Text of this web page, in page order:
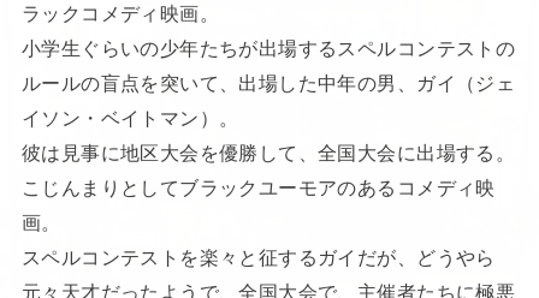
ラックコメディ映画。
小学生ぐらいの少年たちが出場するスペルコンテストの
ルールの盲点を突いて、出場した中年の男、ガイ（ジェ
イソン・ベイトマン）。
彼は見事に地区大会を優勝して、全国大会に出場する。
こじんまりとしてブラックユーモアのあるコメディ映
画。
スペルコンテストを楽々と征するガイだが、どうやら
元々天才だったようで、全国大会で、主催者たちに極悪